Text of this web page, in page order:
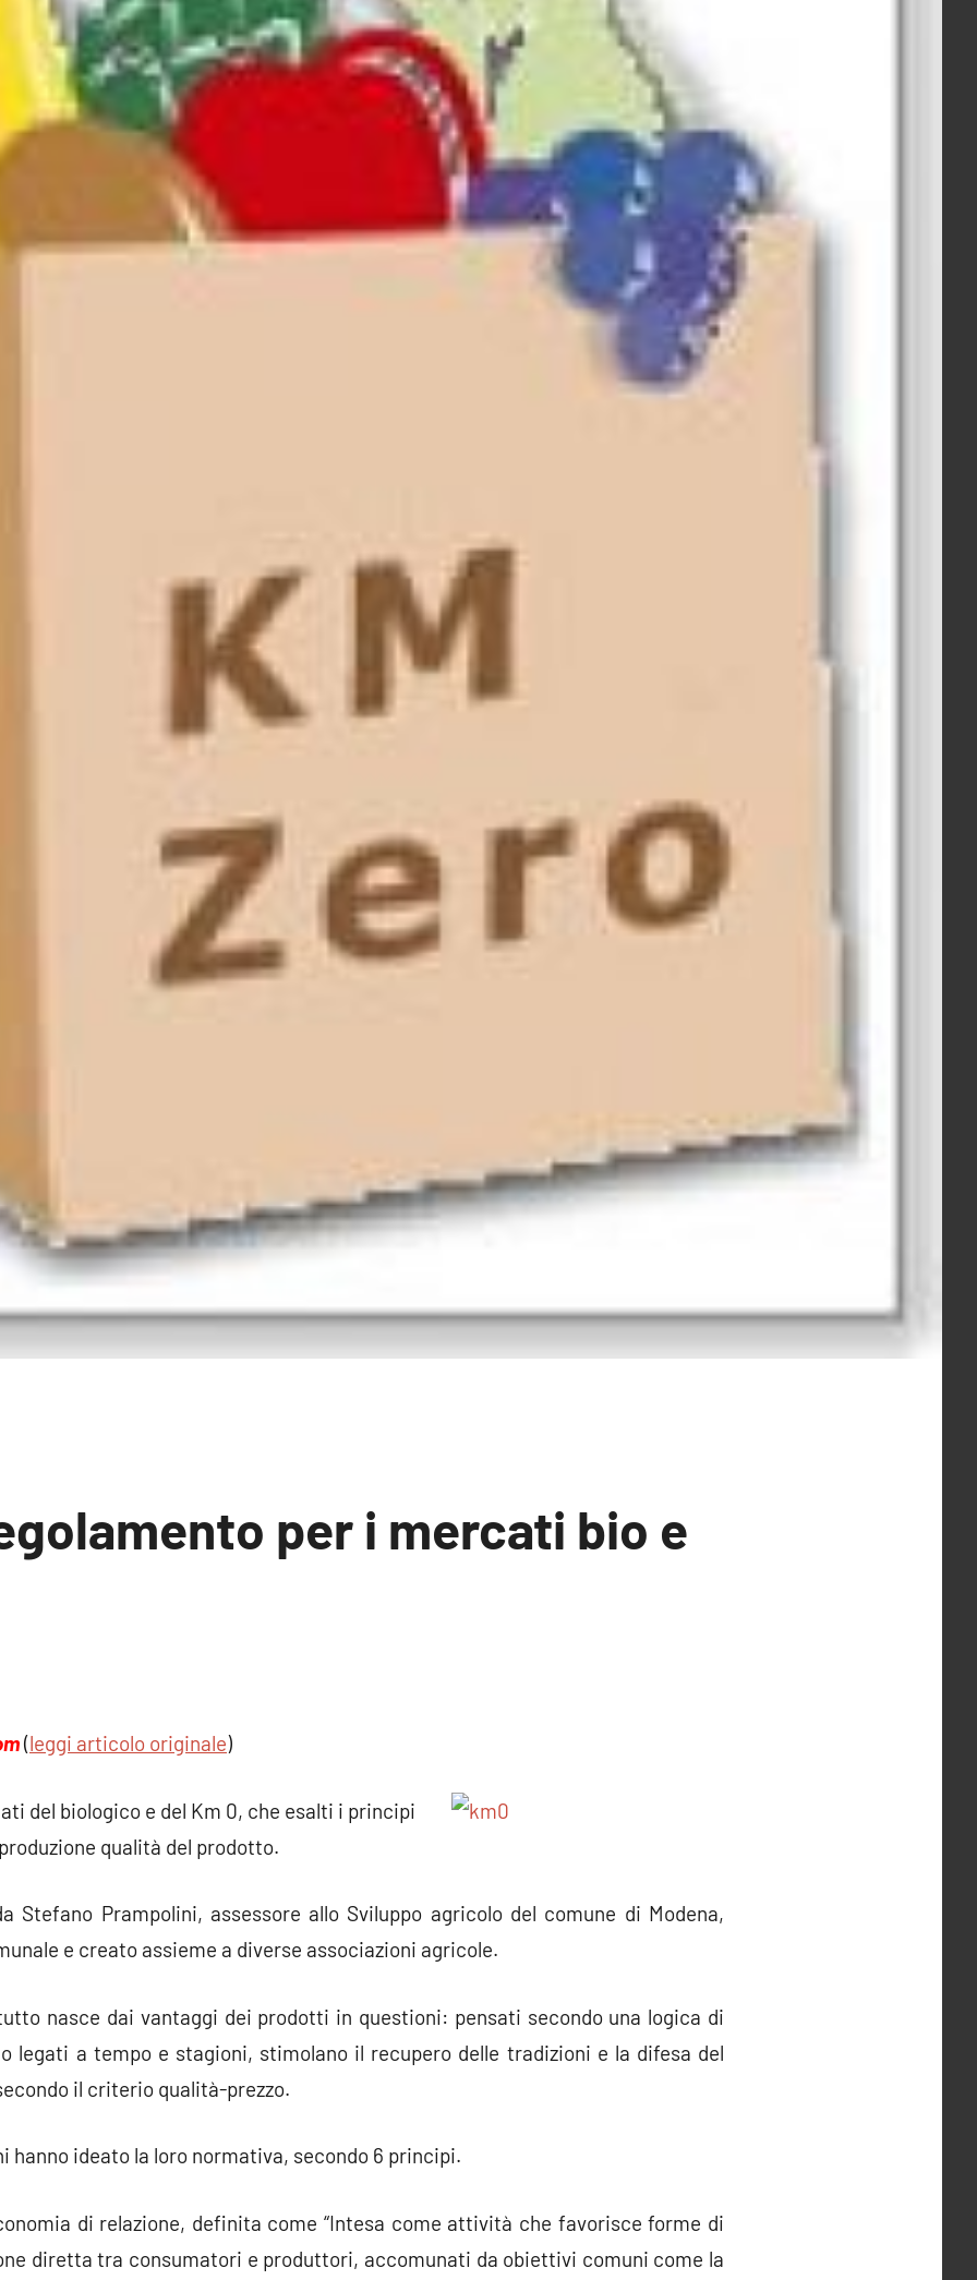
per i mercati bio e
(leggi articolo originale)
del biologico e del Km 0, che esalti i principi
qualità del prodotto.
Stefano Prampolini, assessore allo Sviluppo agricolo del comune di Modena,
e creato assieme a diverse associazioni agricole.
nasce dai vantaggi dei prodotti in questioni: pensati secondo una logica di
legati a tempo e stagioni, stimolano il recupero delle tradizioni e la difesa del
il criterio qualità-prezzo.
hanno ideato la loro normativa, secondo 6 principi.
di relazione, definita come “Intesa come attività che favorisce forme di
diretta tra consumatori e produttori, accomunati da obiettivi comuni come la